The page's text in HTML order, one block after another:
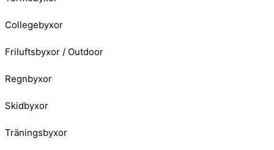
Collegebyxor
Friluftsbyxor / Outdoor
Regnbyxor
Skidbyxor
Träningsbyxor